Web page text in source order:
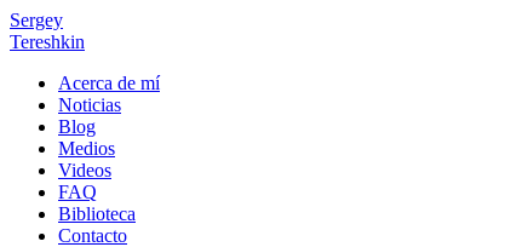
Sergey
Tereshkin
Acerca de mí
Noticias
Blog
Medios
Videos
FAQ
Biblioteca
Contacto